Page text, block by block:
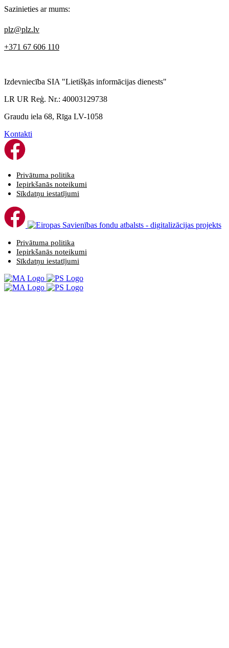
Sazinieties ar mums:
plz@plz.lv
+371 67 606 110
Izdevniecība SIA "Lietišķās informācijas dienests"
LR UR Reģ. Nr.: 40003129738
Graudu iela 68, Rīga LV-1058
Kontakti
Privātuma politika
Iepirkšanās noteikumi
Sīkdatņu iestatījumi
Privātuma politika
Iepirkšanās noteikumi
Sīkdatņu iestatījumi